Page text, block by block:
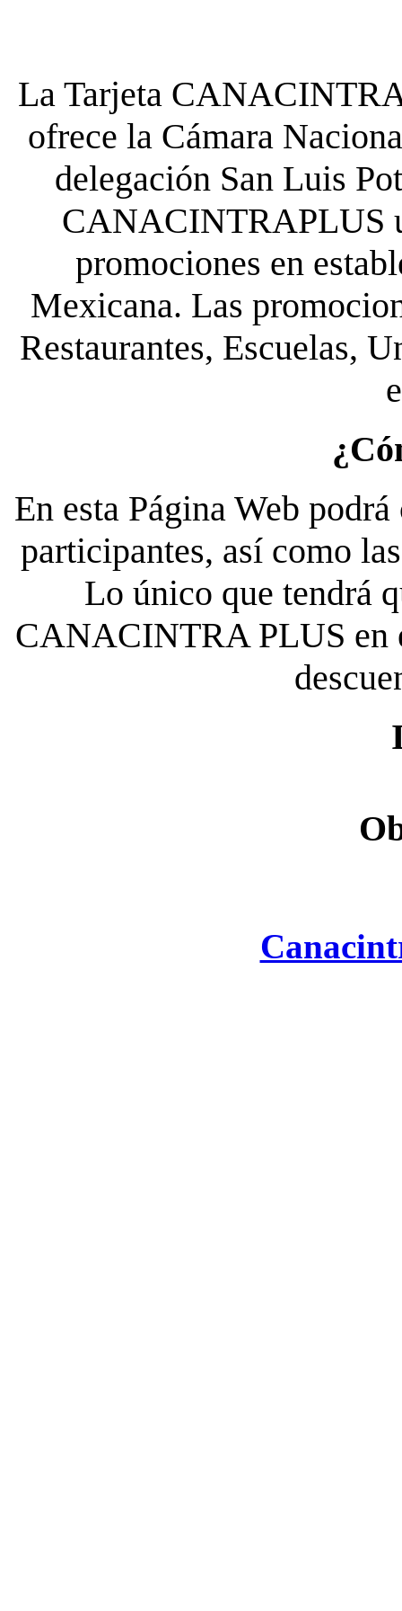
La Tarjeta
ofrece la Cámara
delegación San Luis
CANACINTRAPLUS
promociones en
Mexicana. Las
Restaurantes, Escuelas,
En esta Página Web
participantes, así como
Lo único que tendrá
CANACINTRA PLUS en